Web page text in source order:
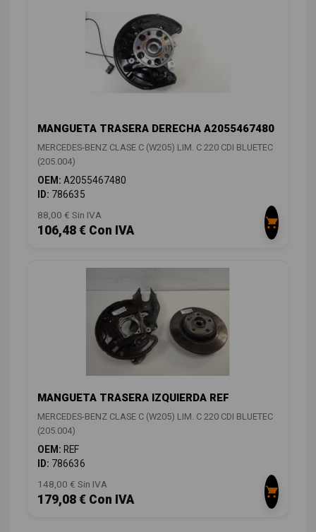
MANGUETA TRASERA DERECHA A2055467480
MERCEDES-BENZ CLASE C (W205) LIM. C 220 CDI BLUETEC
(205.004)
OEM: A2055467480
ID: 786635
88,00 € Sin IVA
106,48 € Con IVA
MANGUETA TRASERA IZQUIERDA REF
MERCEDES-BENZ CLASE C (W205) LIM. C 220 CDI BLUETEC
(205.004)
OEM: REF
ID: 786636
148,00 € Sin IVA
179,08 € Con IVA